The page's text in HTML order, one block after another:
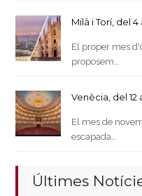
Milà i Torí, del
El proper mes
proposem…
Venècia, del 12
El mes de
escapada…
Últimes